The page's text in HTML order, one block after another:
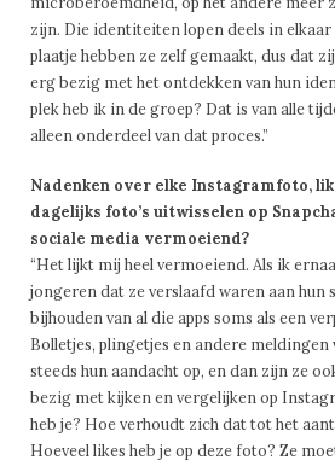
zijn. Die identiteiten lopen deels in
plaatje hebben ze zelf gemaakt, dus dat
erg bezig met het ontdekken van hun
plek heb ik in de groep? Dat is van alle
alleen onderdeel van dat proces.”
Nadenken over elke Instagramfoto,
dagelijks foto’s uitwisselen op
sociale media vermoeiend?
“Het lijkt mij heel vermoeiend. Als ik
jongeren dat ze verslaafd waren aan hun
bijhouden van al die apps soms als een
Bolletjes, plingetjes en andere meldingen
steeds hun aandacht op, en dan zijn ze
bezig met kijken en vergelijken op
heb je? Hoe verhoudt zich dat tot het
Hoeveel likes heb je op deze foto? Ze